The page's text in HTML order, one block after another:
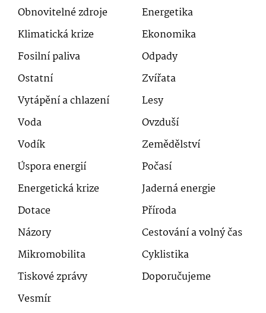
Obnovitelné zdroje
Energetika
Klimatická krize
Ekonomika
Fosilní paliva
Odpady
Ostatní
Zvířata
Vytápění a chlazení
Lesy
Voda
Ovzduší
Vodík
Zemědělství
Úspora energií
Počasí
Energetická krize
Jaderná energie
Dotace
Příroda
Názory
Cestování a volný čas
Mikromobilita
Cyklistika
Tiskové zprávy
Doporučujeme
Vesmír